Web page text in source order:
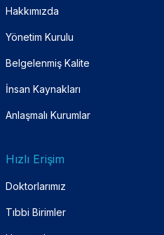
Hakkımızda
Yönetim Kurulu
Belgelenmiş Kalite
İnsan Kaynakları
Anlaşmalı Kurumlar
Hızlı Erişim
Doktorlarımız
Tıbbi Birimler